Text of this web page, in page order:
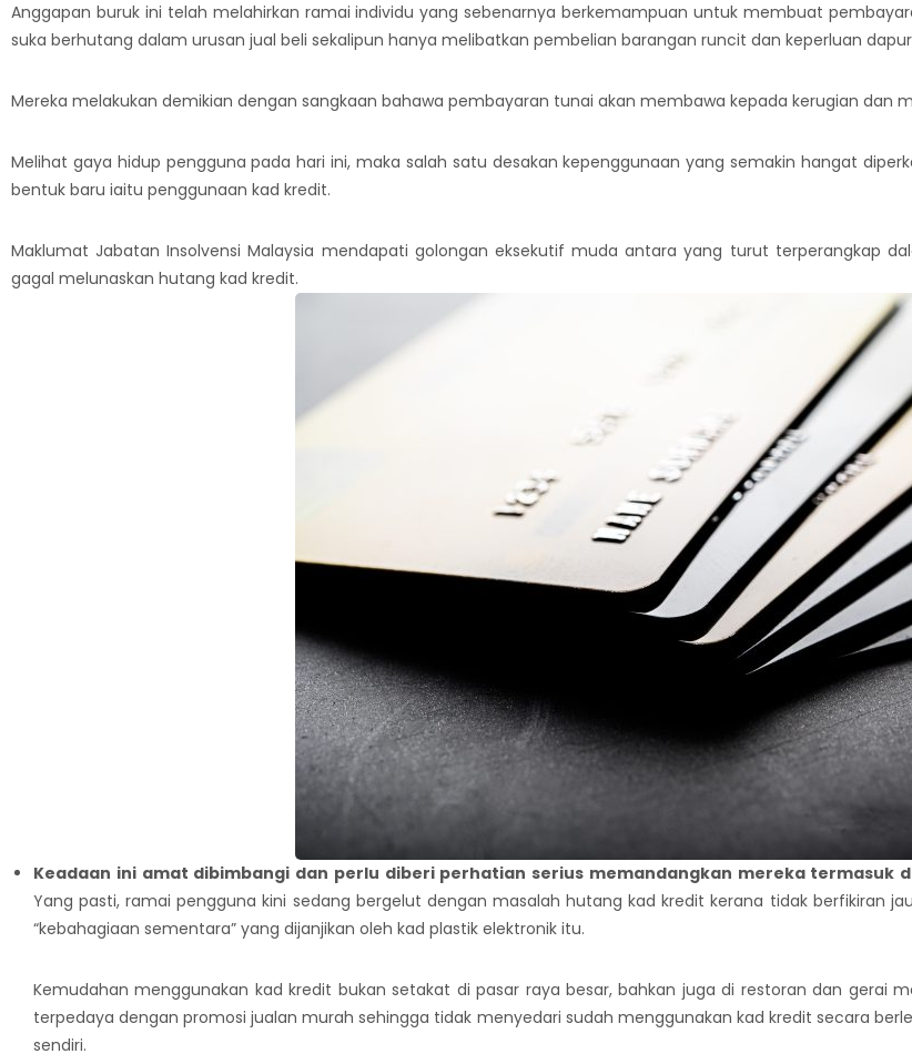
Anggapan buruk ini telah melahirkan ramai individu yang sebenarnya berkemampuan untuk membuat
suka berhutang dalam urusan jual beli sekalipun hanya melibatkan pembelian barangan runcit dan keperluan
Mereka melakukan demikian dengan sangkaan bahawa pembayaran tunai akan membawa kepada kerugian dan
Melihat gaya hidup pengguna pada hari ini, maka salah satu desakan kepenggunaan yang semakin hangat
bentuk baru iaitu penggunaan kad kredit.
Maklumat Jabatan Insolvensi Malaysia mendapati golongan eksekutif muda antara yang turut terperangkap
gagal melunaskan hutang kad kredit.
Keadaan ini amat dibimbangi dan perlu diberi perhatian serius memandangkan mereka termasuk
Yang pasti, ramai pengguna kini sedang bergelut dengan masalah hutang kad kredit kerana tidak berfikiran
“kebahagiaan sementara” yang dijanjikan oleh kad plastik elektronik itu.
Kemudahan menggunakan kad kredit bukan setakat di pasar raya besar, bahkan juga di restoran dan gerai
terpedaya dengan promosi jualan murah sehingga tidak menyedari sudah menggunakan kad kredit secara
sendiri.